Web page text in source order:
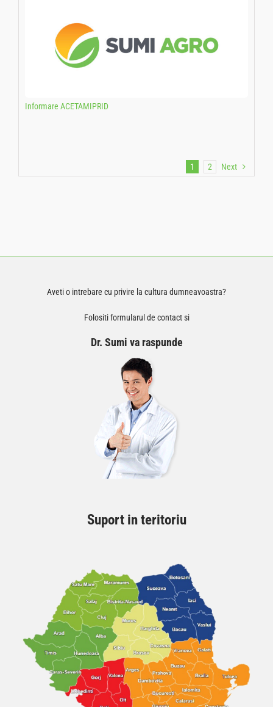
Informare ACETAMIPRID
1 2 Next
Aveti o intrebare cu privire la cultura dumneavoastra?
Folositi formularul de contact si
Dr. Sumi va raspunde
Suport in teritoriu